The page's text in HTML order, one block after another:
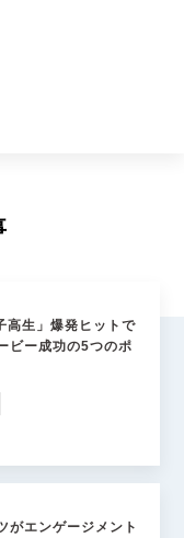
高生」爆発ヒットで
ビー成功の5つのポ
がエンゲージメント